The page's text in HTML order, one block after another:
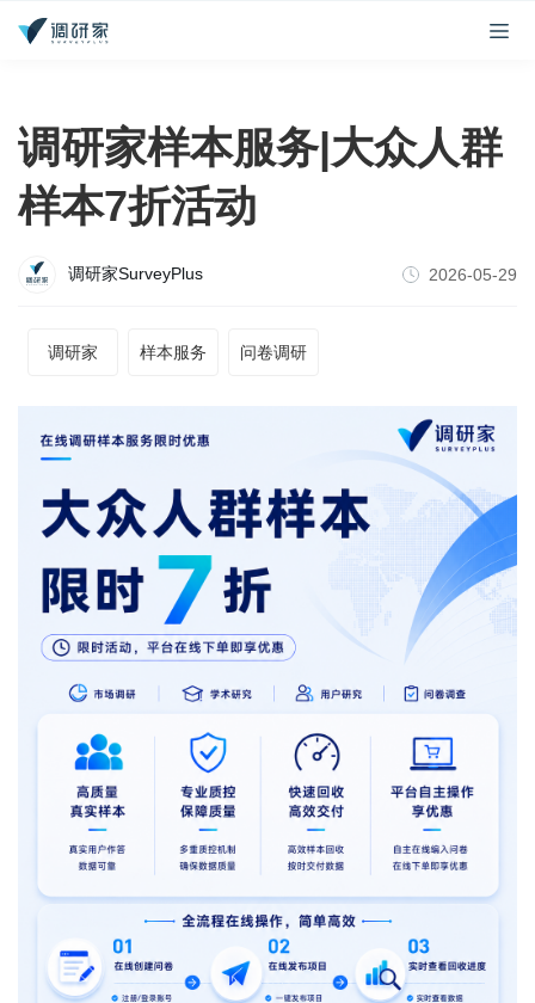
调研家样本服务|大众人群
样本7折活动
调研家SurveyPlus 2026-05-29
调研家 样本服务 问卷调研